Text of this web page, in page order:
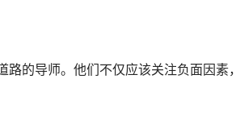
路的导师。他们不仅应该关注负面因素